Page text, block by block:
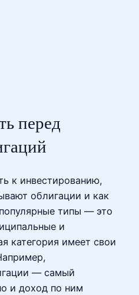
перед
к инвестированию,
облигации и как
типы — это
и
категория имеет свои
— самый
и доход по ним